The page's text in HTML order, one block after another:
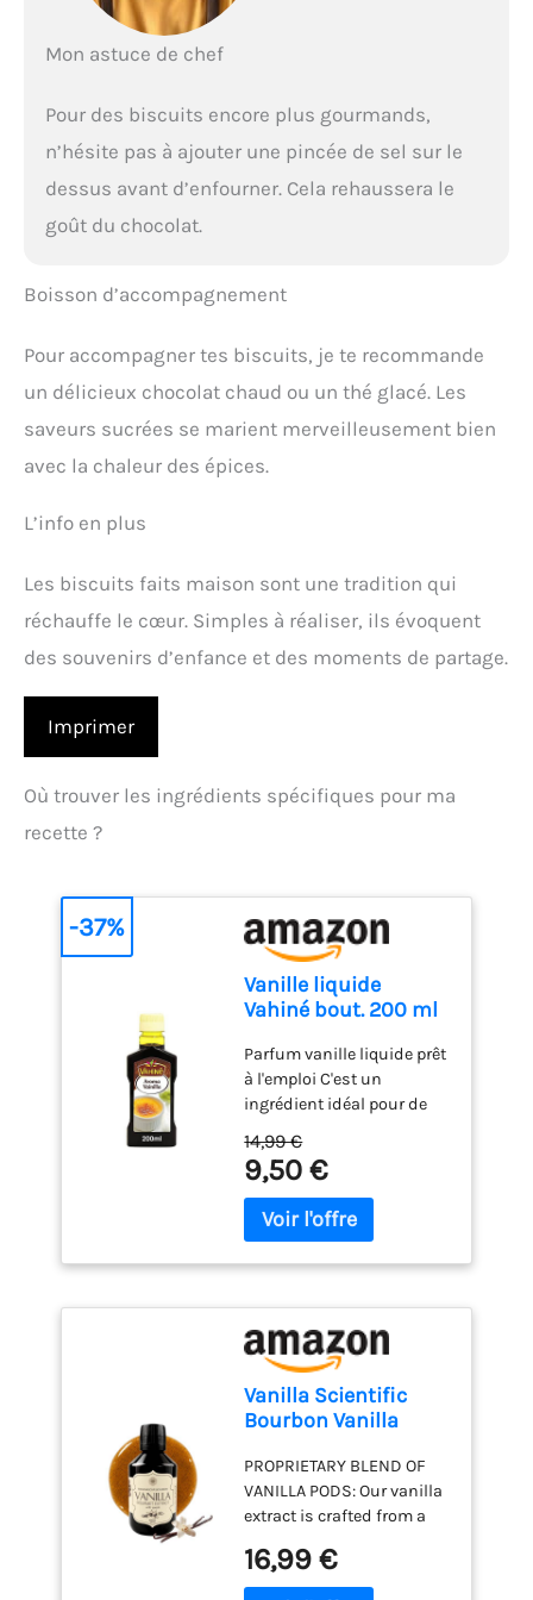
Mon astuce de chef
Pour des biscuits encore plus gourmands,
n’hésite pas à ajouter une pincée de sel sur le
dessus avant d’enfourner. Cela rehaussera le
goût du chocolat.
Boisson d’accompagnement
Pour accompagner tes biscuits, je te recommande
un délicieux chocolat chaud ou un thé glacé. Les
saveurs sucrées se marient merveilleusement bien
avec la chaleur des épices.
L’info en plus
Les biscuits faits maison sont une tradition qui
réchauffe le cœur. Simples à réaliser, ils évoquent
des souvenirs d’enfance et des moments de partage.
Imprimer
Où trouver les ingrédients spécifiques pour ma
recette ?
Vanille liquide
Vahiné bout. 200 ml
Parfum vanille liquide prêt
à l'emploi C'est un
ingrédient idéal pour de
nombreux desserts Avec
une saveur intense
spécifique Livré dans un
emballage pratique avec
doseur Conserver dans un
14,99 €
9,50 €
-37%
Vanilla Scientific
Bourbon Vanilla
Professional Alcohol-
Free Formula -
Madagascar Vanilla
for Baking &
Desserts - 200 ml
PROPRIETARY BLEND OF
VANILLA PODS: Our vanilla
extract is crafted from a
selected vanilla pods
Madagascar Grade A,
16,99 €